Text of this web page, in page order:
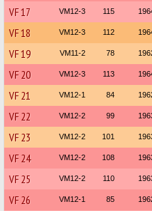
VF 17 VM12-3 115
VF 18 VM12-3 112
VF 19 VM11-2 78
VF 20 VM12-3 113
VF 21 VM12-1 84
VF 22 VM12-2 99
VF 23 VM12-2 101
VF 24 VM12-2 108
VF 25 VM12-2 110
VF 26 VM12-1 85